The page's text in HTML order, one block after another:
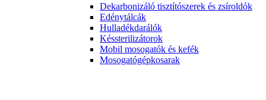
Dekarbonizáló tisztítószerek és zsíroldók
Edénytálcák
Hulladékdarálók
Késsterilizátorok
Mobil mosogatók és kefék
Mosogatógépkosarak